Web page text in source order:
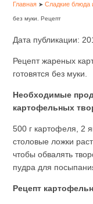
Главная ➤Сладкие блюда
без муки. Рецепт
Дата публикации:
Рецепт жареных
готовятся без муки.
Необходимые
картофельных
500 г картофеля, 2
столовые ложки
чтобы обвалять
пудра для
Рецепт